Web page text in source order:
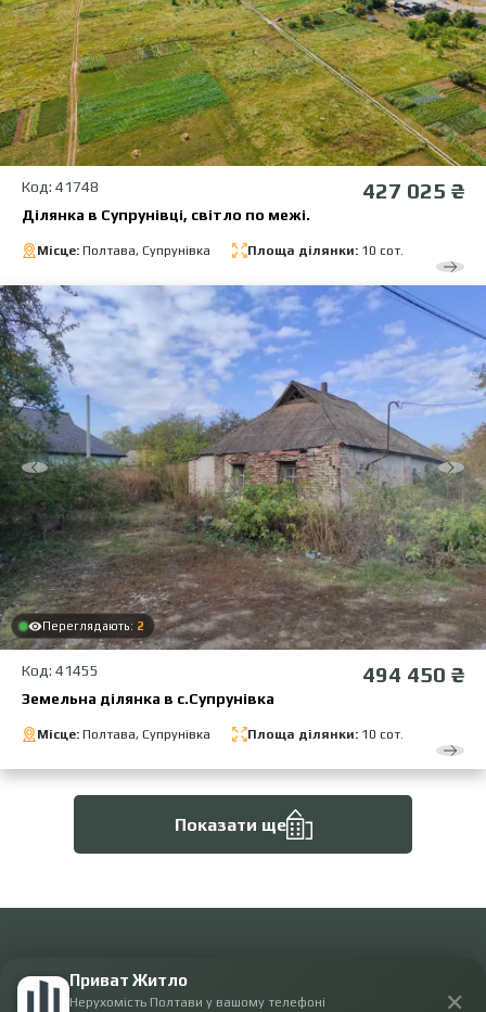
Приват Житло
Нерухомість Полтави у вашому телефоні ✕
Код: 41748 427 025 ₴
Ділянка в Супрунівці, світло по межі.
Місце: Полтава, Супрунівка Площа ділянки: 10 сот.
Переглядають: 2
Код: 41455 494 450 ₴
Земельна ділянка в с.Супрунівка
Місце: Полтава, Супрунівка Площа ділянки: 10 сот.
Показати ще
+38 050 641 80 54